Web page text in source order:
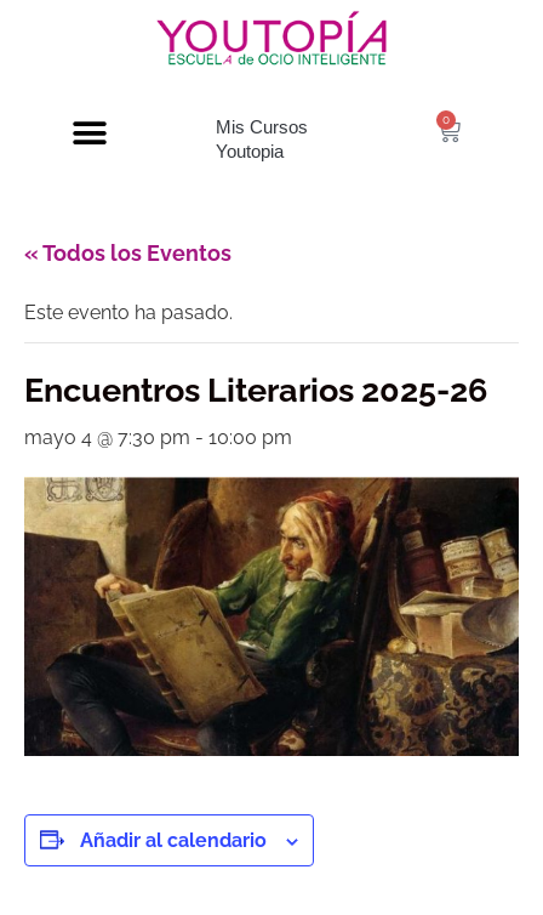
Mis Cursos
Youtopia
0
« Todos los Eventos
Este evento ha pasado.
Encuentros Literarios 2025-26
mayo 4 @ 7:30 pm - 10:00 pm
Añadir al calendario